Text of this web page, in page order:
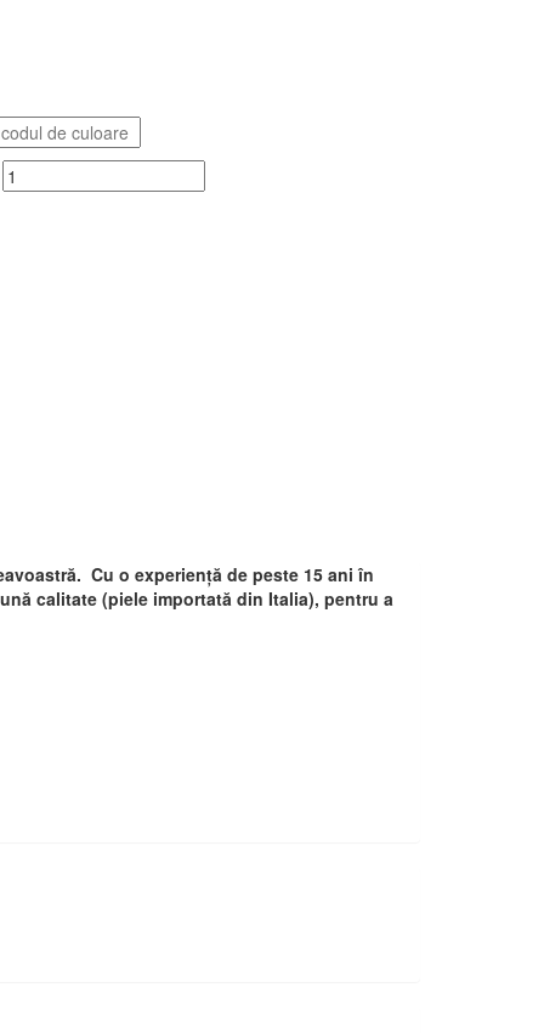
Cu o experiență de peste 15 ani în
calitate (piele importată din Italia), pentru a